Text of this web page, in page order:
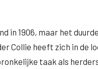
in 1906, maar het
Collie heeft zich in de
taak als